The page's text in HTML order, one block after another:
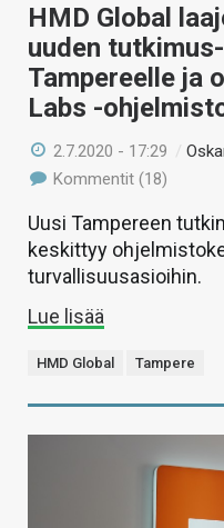
HMD Global
uuden
Tampereelle ja
Labs -
2.7.2020 - 17:29 /
Kommentit (18)
Uusi Tampereen
keskittyy
turvallisuusasioihin.
Lue lisää
HMD Global Tampere